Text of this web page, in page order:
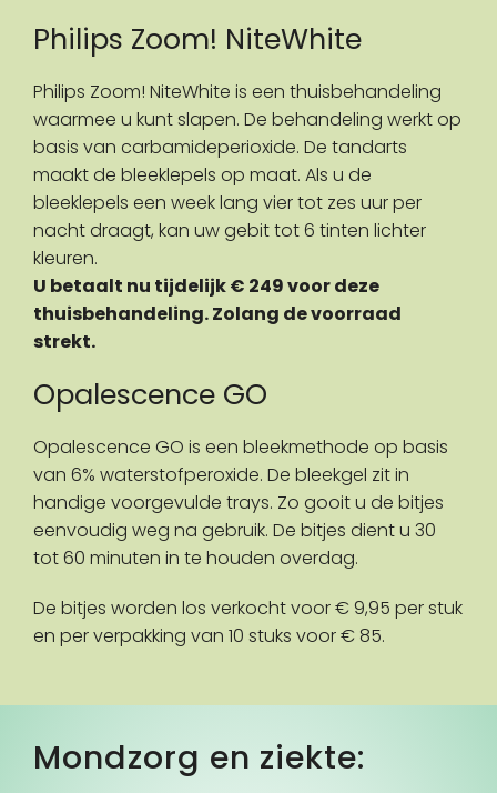
Philips Zoom! NiteWhite
Philips Zoom! NiteWhite is een thuisbehandeling
waarmee u kunt slapen. De behandeling werkt op
basis van carbamideperioxide. De tandarts
maakt de bleeklepels op maat. Als u de
bleeklepels een week lang vier tot zes uur per
nacht draagt, kan uw gebit tot 6 tinten lichter
kleuren.
U betaalt nu tijdelijk € 249 voor deze
thuisbehandeling. Zolang de voorraad
strekt.
Opalescence GO
Opalescence GO is een bleekmethode op basis
van 6% waterstofperoxide. De bleekgel zit in
handige voorgevulde trays. Zo gooit u de bitjes
eenvoudig weg na gebruik. De bitjes dient u 30
tot 60 minuten in te houden overdag.
De bitjes worden los verkocht voor € 9,95 per stuk
en per verpakking van 10 stuks voor € 85.
Mondzorg en ziekte: